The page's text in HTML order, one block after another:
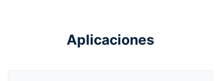
Aplicaciones